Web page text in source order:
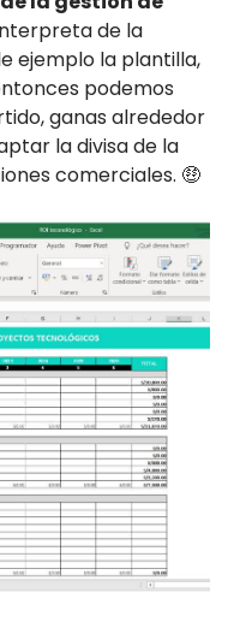
de la
ejemplo la plantilla,
podemos
ganas alrededor
la divisa de la
comerciales. 🤑